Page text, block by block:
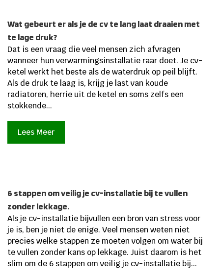
Wat gebeurt er als je de cv te lang laat draaien met
te lage druk?
Dat is een vraag die veel mensen zich afvragen
wanneer hun verwarmingsinstallatie raar doet. Je cv-
ketel werkt het beste als de waterdruk op peil blijft.
Als de druk te laag is, krijg je last van koude
radiatoren, herrie uit de ketel en soms zelfs een
stokkende...
Lees Meer
6 stappen om veilig je cv-installatie bij te vullen
zonder lekkage.
Als je cv-installatie bijvullen een bron van stress voor
je is, ben je niet de enige. Veel mensen weten niet
precies welke stappen ze moeten volgen om water bij
te vullen zonder kans op lekkage. Juist daarom is het
slim om de 6 stappen om veilig je cv-installatie bij...